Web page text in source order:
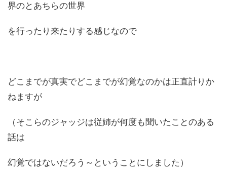
界のとあちらの世界
を行ったり来たりする感じなので
どこまでが真実でどこまでが幻覚なのかは正直計りか
ねますが
（そこらのジャッジは従姉が何度も聞いたことのある
話は
幻覚ではないだろう～ということにしました）